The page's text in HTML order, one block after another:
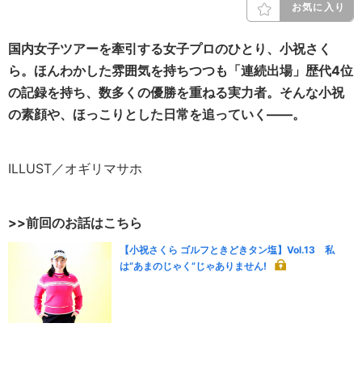
お気に入り
国内女子ツアーを牽引する女子プロのひとり、小祝さく
ら。ほんわかした雰囲気を持ちつつも「連続出場」歴代4位
の記録を持ち、数多くの優勝を重ねる実力者。そんな小祝
の素顔や、ほっこりとした日常を追っていく――。
ILLUST／オギリマサホ
>>前回のお話はこちら
【小祝さくら ゴルフときどきタン塩】Vol.13 私
は“あまのじゃく”じゃありません!